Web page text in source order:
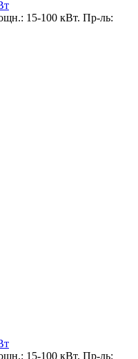
15-100 кВт. Пр-ль:
15-100 кВт. Пр-ль: